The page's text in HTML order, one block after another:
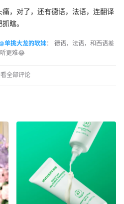
，对了，还有德语，法语，连翻译
瞎。
@单挑大龙的软妹： 德语，法语，和西语差
更难😂
全部评论